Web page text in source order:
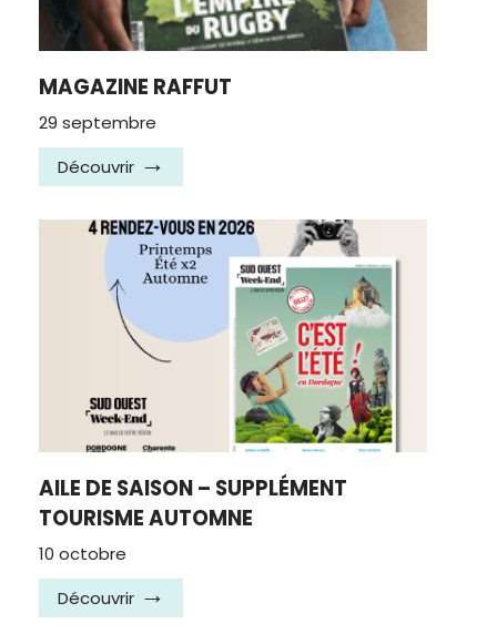
MAGAZINE RAFFUT
29 septembre
Découvrir
AILE DE SAISON – SUPPLÉMENT
TOURISME AUTOMNE
10 octobre
Découvrir